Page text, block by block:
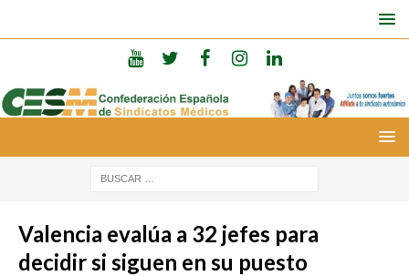
Valencia evalúa a 32 jefes para
decidir si siguen en su puesto